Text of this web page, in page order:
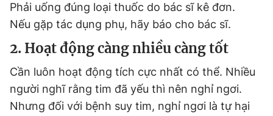
Phải uống đúng loại thuốc do bác sĩ kê đơn.
Nếu gặp tác dụng phụ, hãy báo cho bác sĩ.
2. Hoạt động càng nhiều càng tốt
Cần luôn hoạt động tích cực nhất có thể. Nhiều
người nghĩ rằng tim đã yếu thì nên nghỉ ngơi.
Nhưng đối với bệnh suy tim, nghỉ ngơi là tự hại